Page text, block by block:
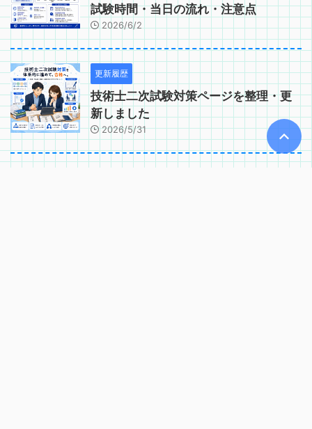
試験時間・当日の流れ・注意点
2026/6/2
更新履歴
技術士二次試験対策ページを整理・更
新しました
2026/5/31